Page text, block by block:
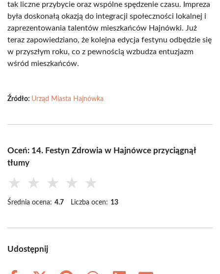
tak liczne przybycie oraz wspólne spędzenie czasu. Impreza
była doskonałą okazją do integracji społeczności lokalnej i
zaprezentowania talentów mieszkańców Hajnówki. Już
teraz zapowiedziano, że kolejna edycja festynu odbędzie się
w przyszłym roku, co z pewnością wzbudza entuzjazm
wśród mieszkańców.
Źródło: Urząd Miasta Hajnówka
Oceń: 14. Festyn Zdrowia w Hajnówce przyciągnął
tłumy
★ ★ ★ ★ ★
Średnia ocena: 4.7 Liczba ocen: 13
Udostępnij